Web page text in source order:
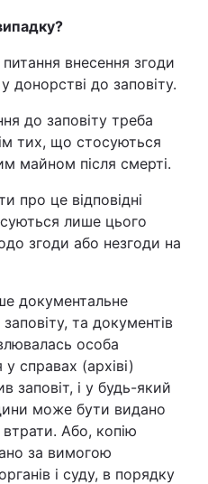
внесення згоди
донорстві до заповіту.
до заповіту треба
тих, що стосуються
майном після смерті.
про це відповідні
лише цього
згоди або незгоди на
документальне
та документів
особа
у справах (архіві)
заповіт, і у будь-який
може бути видано
втрати. Або, копію
за вимогою
і суду, в порядку